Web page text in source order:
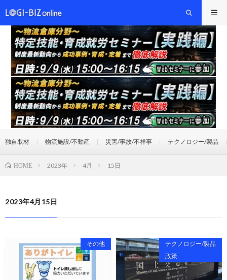
独自取材 物流施設/不動産 災害/事故/不祥事 テクノロジー/製品
HOME 2023年 4月 15日
2023年4月15日
その他
テクノロジー/製品
政策